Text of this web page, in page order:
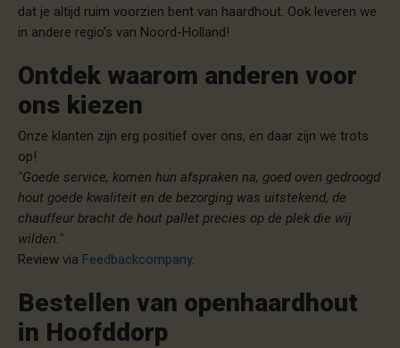
dat je altijd ruim voorzien bent van haardhout. Ook leveren we
in andere regio’s van Noord-Holland!
Ontdek waarom anderen voor
ons kiezen
Onze klanten zijn erg positief over ons, en daar zijn we trots
op!
"Goede service, komen hun afspraken na, goed oven gedroogd
hout goede kwaliteit en de bezorging was uitstekend, de
chauffeur bracht de hout pallet precies op de plek die wij
wilden."
Review via Feedbackcompany.
Bestellen van openhaardhout
in Hoofddorp